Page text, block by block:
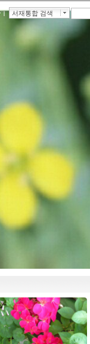
ｌ 서재통합 검색